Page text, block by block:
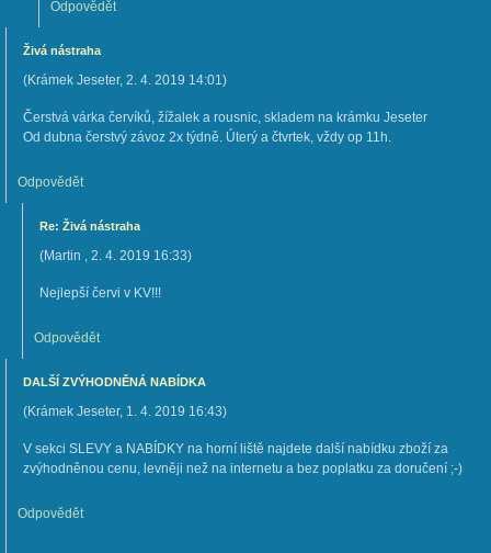
Odpovědět
Živá nástraha
(Krámek Jeseter, 2. 4. 2019 14:01)
Čerstvá várka červíků, žížalek a rousnic, skladem na krámku Jeseter
Od dubna čerstvý závoz 2x týdně. Úterý a čtvrtek, vždy op 11h.
Odpovědět
Re: Živá nástraha
(Martin , 2. 4. 2019 16:33)
Nejlepší červi v KV!!!
Odpovědět
DALŠÍ ZVÝHODNĚNÁ NABÍDKA
(Krámek Jeseter, 1. 4. 2019 16:43)
V sekci SLEVY a NABÍDKY na horní liště najdete další nabídku zboží za
zvýhodněnou cenu, levněji než na internetu a bez poplatku za doručení ;-)
Odpovědět